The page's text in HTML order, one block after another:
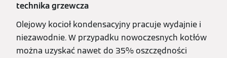
technika grzewcza
Olejowy kocioł kondensacyjny pracuje wydajnie i
niezawodnie. W przypadku nowoczesnych kotłów
można uzyskać nawet do 35% oszczędności